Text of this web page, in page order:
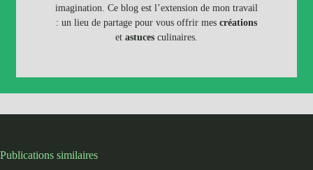
imagination. Ce blog est l’extension de mon travail
: un lieu de partage pour vous offrir mes créations
et astuces culinaires.
Publications similaires